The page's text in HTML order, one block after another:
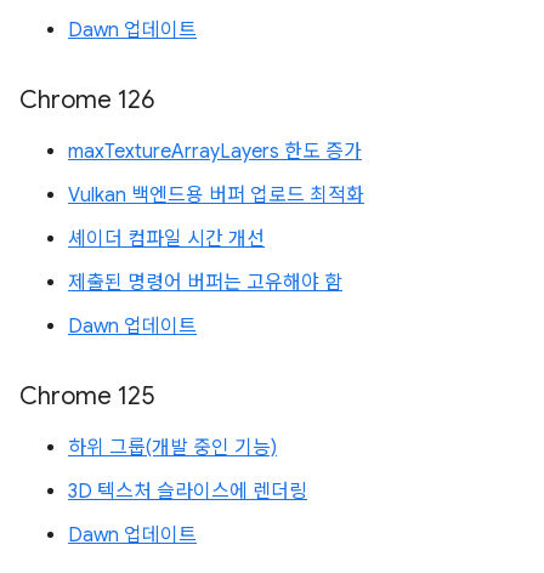
Dawn 업데이트
Chrome 126
maxTextureArrayLayers 한도 증가
Vulkan 백엔드용 버퍼 업로드 최적화
셰이더 컴파일 시간 개선
제출된 명령어 버퍼는 고유해야 함
Dawn 업데이트
Chrome 125
하위 그룹(개발 중인 기능)
3D 텍스처 슬라이스에 렌더링
Dawn 업데이트